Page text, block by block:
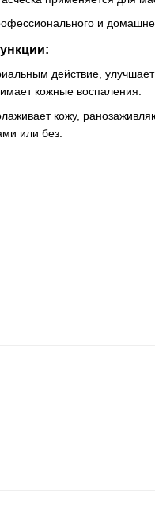
и
действие,
кожные воспаления.
кожу,
или без.